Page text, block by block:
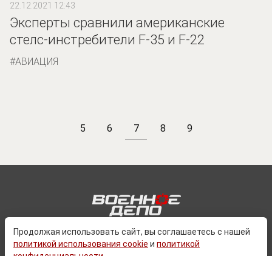
22.12.2021 12:43
Эксперты сравнили американские
стелс-инстребители F-35 и F-22
АВИАЦИЯ
5 6 7 8 9
Продолжая использовать сайт, вы соглашаетесь с нашей
политикой использования cookie и политикой
О ПРОЕКТЕ